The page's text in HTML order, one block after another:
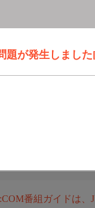
題が発生しまし
番組ガイドは、